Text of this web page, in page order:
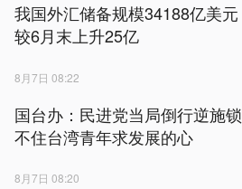
我国外汇储备规模34188亿美元
较6月末上升25亿
8月7日 08:22
国台办：民进党当局倒行逆施锁
不住台湾青年求发展的心
8月7日 08:20